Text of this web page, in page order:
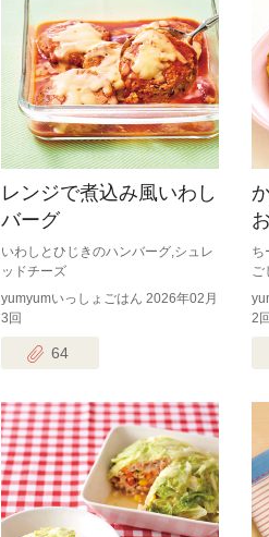
レンジで煮込み風いわし
バーグ
いわしとひじきのハンバーグ,シュレ
ッドチーズ
yumyumいっしょごはん 2026年02月
3回
64
ち
ご
2回